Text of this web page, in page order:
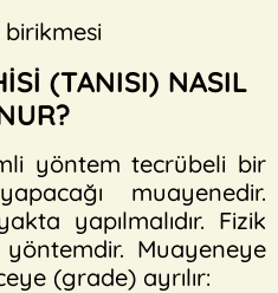
birikmesi
(TANISI) NASIL
yöntem tecrübeli bir
muayenedir.
yapılmalıdır. Fizik
Muayeneye
(grade) ayrılır: